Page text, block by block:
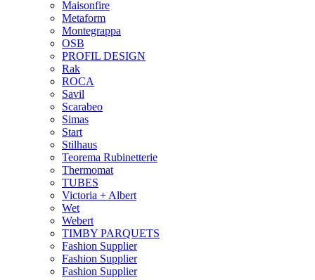
Maisonfire
Metaform
Montegrappa
OSB
PROFIL DESIGN
Rak
ROCA
Savil
Scarabeo
Simas
Start
Stilhaus
Teorema Rubinetterie
Thermomat
TUBES
Victoria + Albert
Wet
Webert
TIMBY PARQUETS
Fashion Supplier
Fashion Supplier
Fashion Supplier